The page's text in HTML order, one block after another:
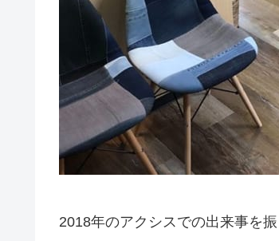
2018年のアクシスでの出来事を